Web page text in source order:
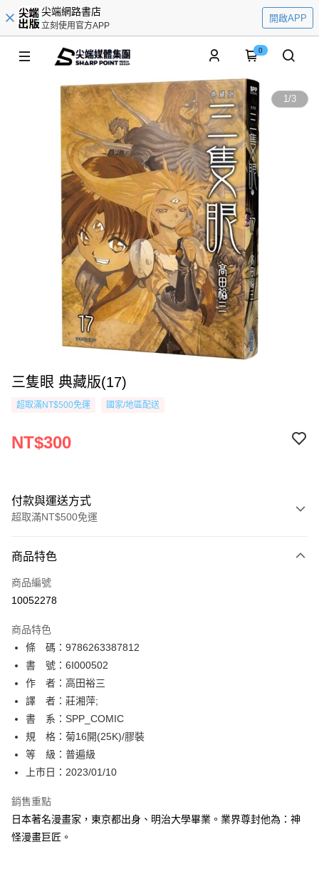
尖端網路書店
立刻使用官方APP
開啟APP
0
1/3
三隻眼 典藏版(17)
超取滿NT$500免運 國家/地區配送
NT$300
付款與運送方式
超取滿NT$500免運
信用卡一次付款
超商取貨付款
相關說明
【關於「AFTEE先享後付」】
AFTEE先享後付是「在收到商品之後才付款」的支付方式。 讓您購物簡單
便利好安心！
１．簡單：不需註冊會員、不需綁卡、不需儲值。
２．便利：只要手機號碼，簡訊認證，即可結帳。
３．安心：先確認商品／服務後，再付款。
【「AFTEE先享後付」結帳流程】
１．於結帳方式選擇「AFTEE先享後付」後，將跳轉至「AFTEE先享後付」
結帳頁面，進行簡訊認證並確認金額後，即可完成結帳。
２．訂單成立數日內，您將收到繳費通知簡訊。
ATM／網路銀行／等多元方式進行付款，方視為交易完成。
※ 請注意：結帳手續完成當下不需立刻繳費，但若您需要取消訂單，請聯絡
購買商品的店家。未經商家同意取消之訂單仍視為有效，需透過AFTEE先享
後付繳納相關費用。
ATM付款
運送方式
全家取貨付款
每筆NT$80，滿NT$500(含以上)免運費
付款後全家取貨
每筆NT$80，滿NT$500(含以上)免運費
商品特色
商品編號
10052278
商品特色
條 碼：9786263387812
書 號：6I000502
作 者：高田裕三
譯 者：莊湘萍;
書 系：SPP_COMIC
規 格：菊16開(25K)/膠裝
等 級：普遍級
上市日：2023/01/10
銷售重點
日本著名漫畫家，東京都出身、明治大學畢業。業界尊封他為：神
怪漫畫巨匠。